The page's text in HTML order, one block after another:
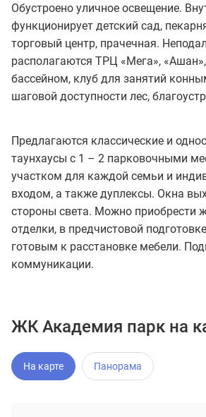
Обустроено уличное освещение.
функционирует детский сад,
торговый центр, прачечная.
располагаются ТРЦ «Мега»,
бассейном, клуб для занятий
шаговой доступности лес,
Предлагаются классические и
таунхаусы с 1 – 2 парковочными
участком для каждой семьи и
входом, а также дуплексы. Окна
стороны света. Можно приобрести
отделки, в предчистовой
готовым к расстановке мебели.
коммуникации.
ЖК Академия парк на
На карте Панорама